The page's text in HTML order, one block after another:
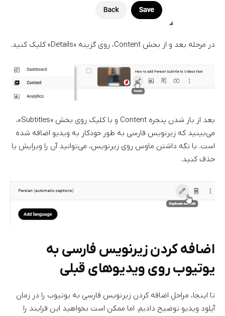
در مرحله بعد و از بخش Content، روی گزینه «Details» کلیک کنید.
بعد از باز شدن پنجره Content و با کلیک روی بخش «Subtitles»،
می‌بینید که زیرنویس فارسی به طور خودکار به ویدیو اضافه شده
است. با نگه داشتن ماوس روی زیرنویس، می‌توانید آن را ویرایش یا
حذف کنید.
اضافه کردن زیرنویس فارسی به
یوتیوب روی ویدیوهای قبلی
تا اینجا، مراحل اضافه کردن زیرنویس فارسی به یوتیوب را در زمان
آپلود ویدیو توضیح دادیم. اما ممکن است بخواهید این فرایند را